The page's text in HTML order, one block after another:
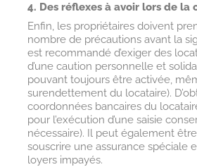
4. Des réflexes à avoir lors de la
Enfin, les propriétaires doivent
nombre de précautions avant la
est recommandé d’exiger des
d’une caution personnelle et
pouvant toujours être activée,
surendettement du locataire).
coordonnées bancaires du
pour l’exécution d’une saisie
nécessaire). Il peut également
souscrire une assurance spéciale
loyers impayés.